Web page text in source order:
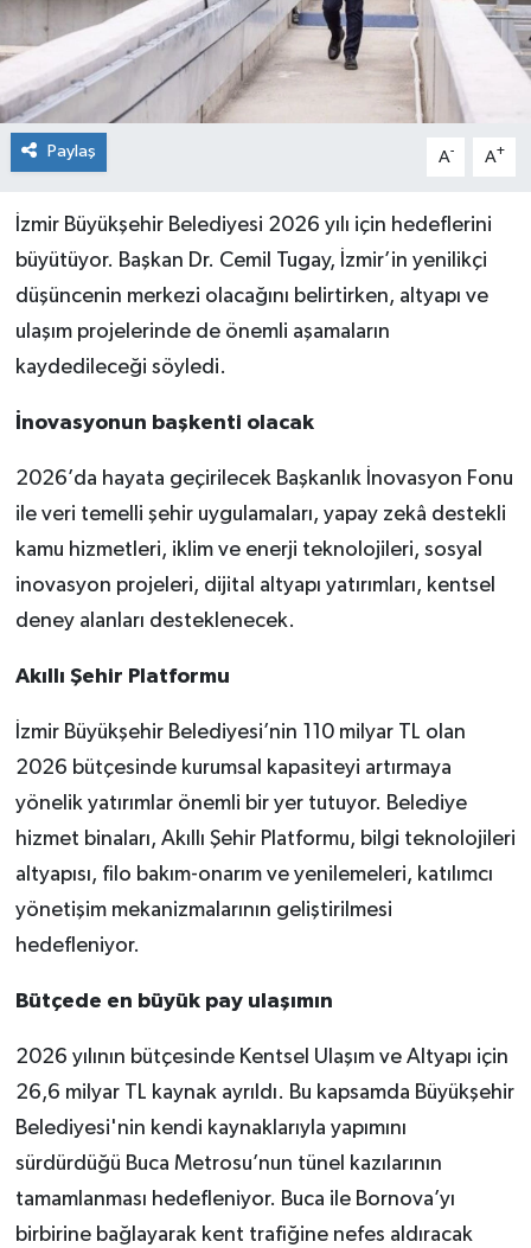
Paylaş A- A+
İzmir Büyükşehir Belediyesi 2026 yılı için hedeflerini
büyütüyor. Başkan Dr. Cemil Tugay, İzmir’in yenilikçi
düşüncenin merkezi olacağını belirtirken, altyapı ve
ulaşım projelerinde de önemli aşamaların
kaydedileceği söyledi.
İnovasyonun başkenti olacak
2026’da hayata geçirilecek Başkanlık İnovasyon Fonu
ile veri temelli şehir uygulamaları, yapay zekâ destekli
kamu hizmetleri, iklim ve enerji teknolojileri, sosyal
inovasyon projeleri, dijital altyapı yatırımları, kentsel
deney alanları desteklenecek.
Akıllı Şehir Platformu
İzmir Büyükşehir Belediyesi’nin 110 milyar TL olan
2026 bütçesinde kurumsal kapasiteyi artırmaya
yönelik yatırımlar önemli bir yer tutuyor. Belediye
hizmet binaları, Akıllı Şehir Platformu, bilgi teknolojileri
altyapısı, filo bakım-onarım ve yenilemeleri, katılımcı
yönetişim mekanizmalarının geliştirilmesi
hedefleniyor.
Bütçede en büyük pay ulaşımın
2026 yılının bütçesinde Kentsel Ulaşım ve Altyapı için
26,6 milyar TL kaynak ayrıldı. Bu kapsamda Büyükşehir
Belediyesi'nin kendi kaynaklarıyla yapımını
sürdürdüğü Buca Metrosu’nun tünel kazılarının
tamamlanması hedefleniyor. Buca ile Bornova’yı
birbirine bağlayarak kent trafiğine nefes aldıracak